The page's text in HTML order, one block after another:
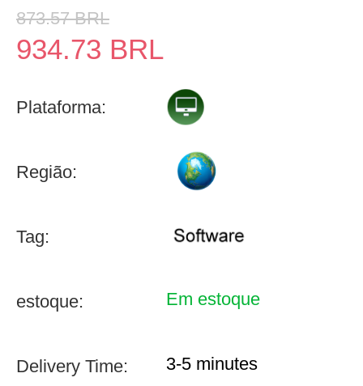
873.57 BRL
934.73 BRL
Plataforma:
Região:
Tag:
estoque: Em estoque
Delivery Time: 3-5 minutes